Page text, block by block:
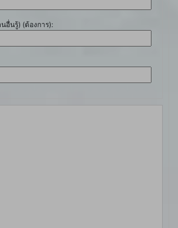
อื่นรู้) (ต้องการ):